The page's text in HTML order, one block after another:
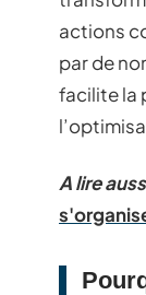
actions
par de
facilite la
A lire